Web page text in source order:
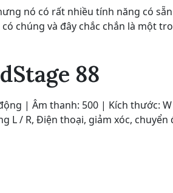
nó có rất nhiều tính năng có
chúng và đây chắc chắn là một
88
| Âm thanh: 500 | Kích thước:
L / R, Điện thoại, giảm xóc, chuyển